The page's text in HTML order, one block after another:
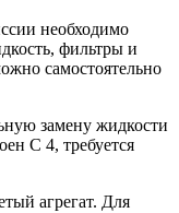
необходимо
фильтры и
самостоятельно
замену жидкости
С 4, требуется
агрегат. Для